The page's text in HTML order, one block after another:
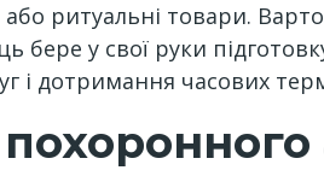
або ритуальні товари.
бере у свої руки
і дотримання часових